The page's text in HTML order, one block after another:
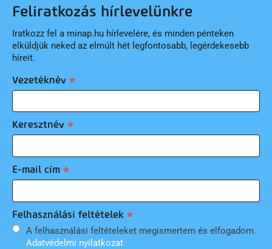
Feliratkozás hírlevelünkre
Iratkozz fel a minap.hu hírlevelére, és minden pénteken
elküldjük neked az elmúlt hét legfontosabb, legérdekesebb
híreit.
Vezetéknév
Keresztnév
E-mail cím
Felhasználási feltételek
A felhasználási feltételeket megismertem és elfogadom.
Adatvédelmi nyilatkozat